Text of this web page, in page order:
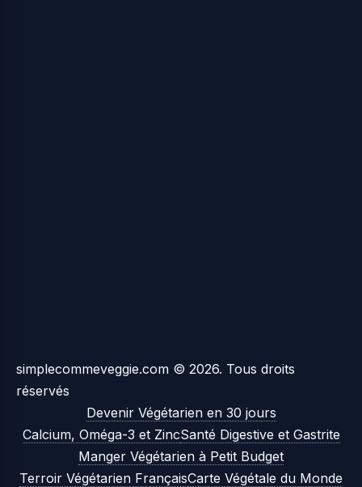
simplecommeveggie.com © 2026. Tous droits
réservés
Devenir Végétarien en 30 jours
Calcium, Oméga-3 et ZincSanté Digestive et Gastrite
Manger Végétarien à Petit Budget
Terroir Végétarien FrançaisCarte Végétale du Monde